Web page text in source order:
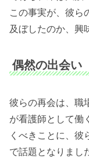
この事実が、彼ら
及ぼしたのか、興
偶然の出会い
彼らの再会は、職
が看護師として働
くべきことに、彼
で話題となりまし